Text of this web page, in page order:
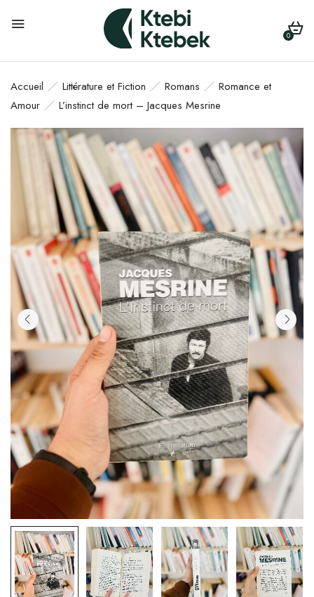
0
Accueil Littérature et Fiction Romans
Romance et
Amour
L’instinct de mort – Jacques Mesrine